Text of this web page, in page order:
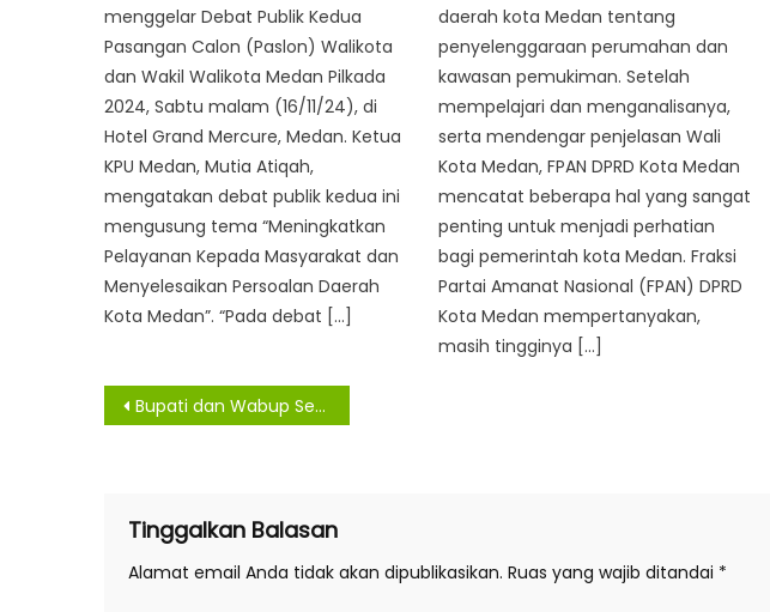
menggelar Debat Publik Kedua
Pasangan Calon (Paslon) Walikota
dan Wakil Walikota Medan Pilkada
2024, Sabtu malam (16/11/24), di
Hotel Grand Mercure, Medan. Ketua
KPU Medan, Mutia Atiqah,
mengatakan debat publik kedua ini
mengusung tema “Meningkatkan
Pelayanan Kepada Masyarakat dan
Menyelesaikan Persoalan Daerah
Kota Medan”. “Pada debat […]
daerah kota Medan tentang
penyelenggaraan perumahan dan
kawasan pemukiman. Setelah
mempelajari dan menganalisanya,
serta mendengar penjelasan Wali
Kota Medan, FPAN DPRD Kota Medan
mencatat beberapa hal yang sangat
penting untuk menjadi perhatian
bagi pemerintah kota Medan. Fraksi
Partai Amanat Nasional (FPAN) DPRD
Kota Medan mempertanyakan,
masih tingginya […]
Navigasi
Bupati dan Wabup Sergai Hadiri Rapat Paripurna dengan DPRD
Tinggalkan Balasan
Alamat email Anda tidak akan dipublikasikan. Ruas yang wajib ditandai *